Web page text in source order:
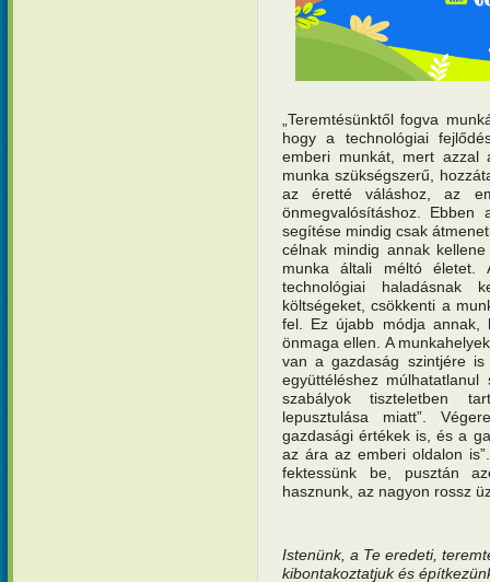
„Teremtésünktől fogva
hogy a technológiai
emberi munkát, mert azzal
munka szükségszerű,
az éretté váláshoz, az
önmegvalósításhoz.
segítése mindig csak
célnak mindig annak
munka általi méltó életet.
technológiai haladásnak
költségeket, csökkenti a
fel. Ez újabb módja annak,
önmaga ellen. A
van a gazdaság szintjére
együttéléshez
szabályok tiszteletben
lepusztulása miatt”.
gazdasági értékek is, és a
az ára az emberi oldalon is”.
fektessünk be, pusztán
hasznunk, az nagyon rossz
Istenünk, a Te eredeti,
kibontakoztatjuk és